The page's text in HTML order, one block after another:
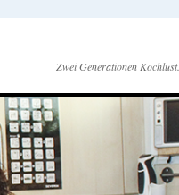
Zwei Generationen Kochlust.